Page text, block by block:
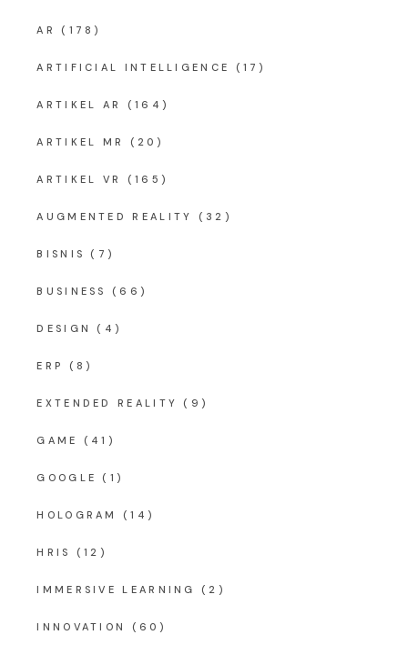
AR (178)
ARTIFICIAL INTELLIGENCE (17)
ARTIKEL AR (164)
ARTIKEL MR (20)
ARTIKEL VR (165)
AUGMENTED REALITY (32)
BISNIS (7)
BUSINESS (66)
DESIGN (4)
ERP (8)
EXTENDED REALITY (9)
GAME (41)
GOOGLE (1)
HOLOGRAM (14)
HRIS (12)
IMMERSIVE LEARNING (2)
INNOVATION (60)